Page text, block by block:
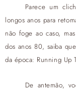
Parece um
longos anos para
não foge ao caso,
dos anos 80, saiba
da época: Running Up
De antemão,